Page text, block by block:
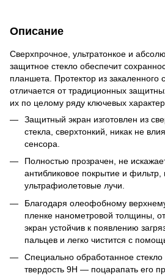
Описание
Сверхпрочное, ультратонкое и
защитное стекло обеспечит
планшета. Протектор из закаленного
отличается от традиционных
их по целому ряду ключевых
Защитный экран изготовлен из
стекла, сверхтонкий, никак не
сенсора.
Полностью прозрачен, не
антибликовое покрытие и
ультрафиолетовые лучи.
Благодаря олеофобному
пленке нанометровой толщины,
экран устойчив к появлению
пальцев и легко чистится с
Специально обработанное
твердость 9H — поцарапать его